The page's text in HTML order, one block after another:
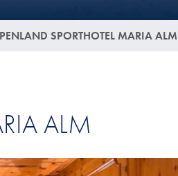
SPORTHOTEL MARIA ALM
ALM